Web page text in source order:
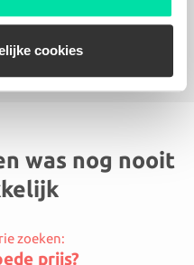
cookies
was nog nooit
zoeken:
prijs?